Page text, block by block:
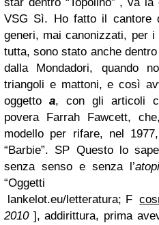
VSG Sì. Ho fatto il cantore
generi, mai canonizzati, per
tutta, sono stato anche
dalla Mondadori, quando
triangoli e mattoni, e così
oggetto a, con gli articoli
povera Farrah Fawcett,
modello per rifare, nel
“Barbie”. SP Questo lo
senza senso e senza l’
“Oggetti
lankelot.eu/letteratura; F
2010 ], addirittura, prima